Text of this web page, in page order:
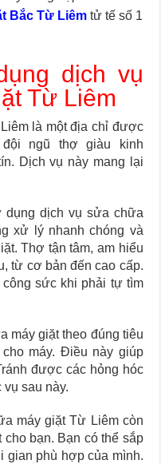
Bắc Từ Liêm tử tế số 1
dịch vụ
Từ Liêm
là một địa chỉ được
ngũ thợ giàu kinh
Dịch vụ này mang lại
dụng dịch vụ sửa chữa
xử lý nhanh chóng và
Thợ tận tâm, am hiểu
từ cơ bản đến cao cấp.
sức khi phải tự tìm
máy giặt theo đúng tiêu
máy. Điều này giúp
được các hỏng hóc
vụ sau này.
máy giặt Từ Liêm còn
bạn. Bạn có thể sắp
gian phù hợp của mình.